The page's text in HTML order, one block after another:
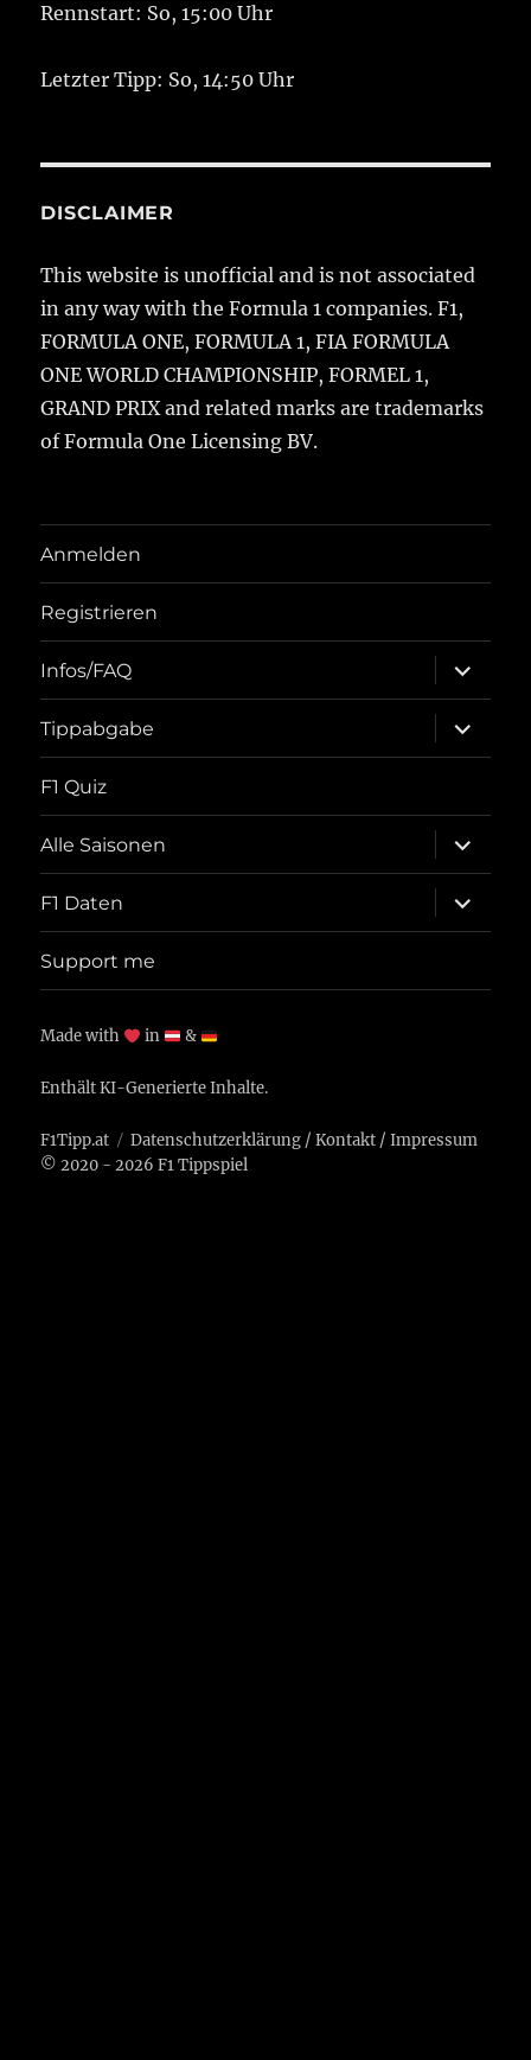
Rennstart: So, 15:00 Uhr
Letzter Tipp: So, 14:50 Uhr
DISCLAIMER
This website is unofficial and is not associated
in any way with the Formula 1 companies. F1,
FORMULA ONE, FORMULA 1, FIA FORMULA
ONE WORLD CHAMPIONSHIP, FORMEL 1,
GRAND PRIX and related marks are trademarks
of Formula One Licensing BV.
Anmelden
Registrieren
Infos/FAQ
öffnen
Tippabgabe
öffnen
F1 Quiz
Alle Saisonen
öffnen
F1 Daten
öffnen
Support me
Made with in &
Enthält KI-Generierte Inhalte.
F1Tipp.at Datenschutzerklärung /Kontakt /Impressum
© 2020 - 2026 F1 Tippspiel